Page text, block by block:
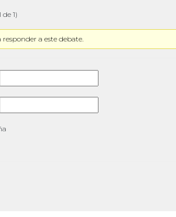
1)
a este debate.